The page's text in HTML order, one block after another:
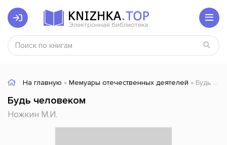
На главную » Мемуары отечественных деятелей » Будь человеком
Будь человеком
Ножкин М.И.